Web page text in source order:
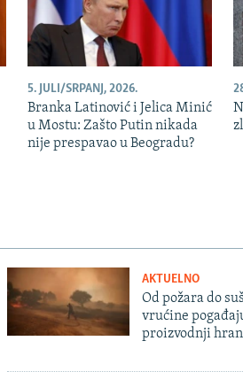
5. JULI/SRPANJ, 2026.
Branka Latinović i Jelica Minić
u Mostu: Zašto Putin nikada
nije prespavao u Beogradu?
AKTUELNO
Od požara do
vrućine
proizvodnji